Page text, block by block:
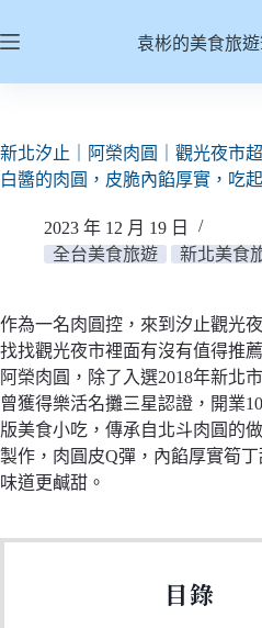
至
容
袁彬的美食旅
新北汐止｜阿榮肉圓｜觀光夜市
白醬的肉圓，皮脆內餡厚實，吃
2023 年 12 月 19 日
全台美食旅遊
新北美食
作為一名肉圓控，來到汐止觀光
找找觀光夜市裡面有沒有值得推
阿榮肉圓，除了入選2018年新北
曾獲得樂活名攤三星認證，開業
版美食小吃，傳承自北斗肉圓的
製作，肉圓皮Q彈，內餡厚實筍
味道更鹹甜。
目錄